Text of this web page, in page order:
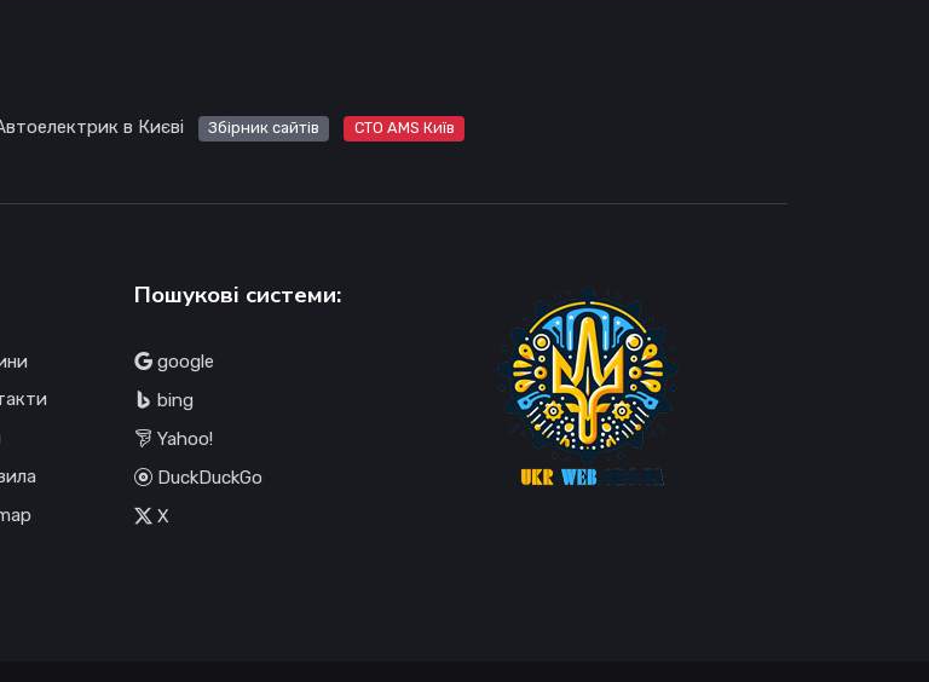
в Києві Збірник сайтів СТО AMS Київ
Пошукові системи:
google
bing
Yahoo!
DuckDuckGo
X